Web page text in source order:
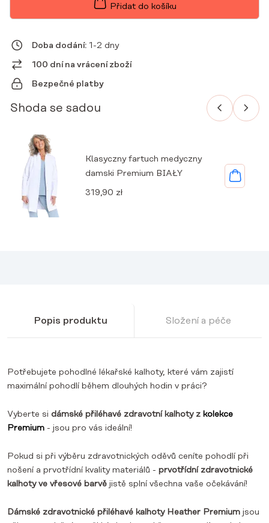
Přidat do košíku
Doba dodání: 1-2 dny
100 dní na vrácení zboží
Bezpečné platby
Shoda se sadou
Klasyczny fartuch medyczny
damski Premium BIAŁY
319,90 zł
Popis produktu Složení a péče
Potřebujete pohodlné lékařské kalhoty, které vám zajistí
maximální pohodlí během dlouhých hodin v práci?
Vyberte si dámské přiléhavé zdravotní kalhoty z kolekce
Premium - jsou pro vás ideální!
Pokud si při výběru zdravotnických oděvů ceníte pohodlí při
nošení a prvotřídní kvality materiálů - prvotřídní zdravotnické
kalhoty ve vřesové barvě jistě splní všechna vaše očekávání!
Dámské zdravotnické přiléhavé kalhoty Heather Premium jsou